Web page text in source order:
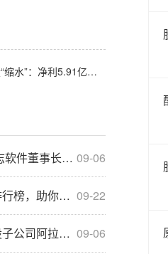
港股配资 舍得酒业中报业绩“缩水”：净利5.91亿元、同比下滑36%，称主动“控量稳价”
09-06
冒公司相关人士与机构进行交流
09-22
你稳健投资
09-06
因设备故障降负荷运行